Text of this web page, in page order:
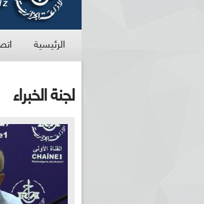
الرئيسية
لجنة الخبراء